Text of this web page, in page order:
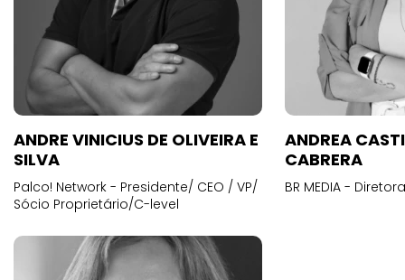
ANDRE VINICIUS DE OLIVEIRA E
SILVA
Palco! Network - Presidente/ CEO / VP/
Sócio Proprietário/C-level
ANDREA
CABRERA
BR MEDIA -